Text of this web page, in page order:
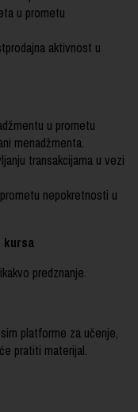
u prometu
aktivnost u
u prometu
menadžmenta.
transakcijama u vezi
nepokretnosti u
kursa
predznanje.
platforme za učenje,
pratiti materijal.